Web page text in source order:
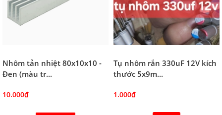
Nhôm tản nhiệt 80x10x10 -
Đen (màu tr...
10.000₫
Tụ nhôm rắn 330uF 12V kích
thước 5x9m...
1.000₫